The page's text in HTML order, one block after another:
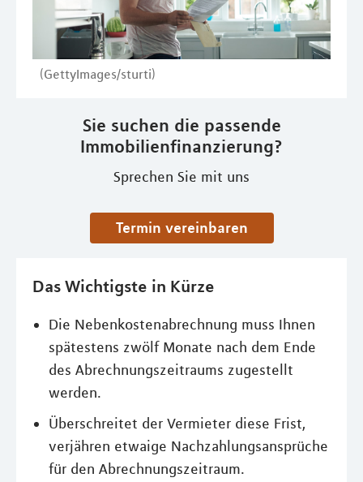
(GettyImages/sturti)
Sie suchen die passende
Immobilienfinanzierung?
Sprechen Sie mit uns
Termin vereinbaren
Das Wichtigste in Kürze
Die Nebenkostenabrechnung muss Ihnen
spätestens zwölf Monate nach dem Ende
des Abrechnungszeitraums zugestellt
werden.
Überschreitet der Vermieter diese Frist,
verjähren etwaige Nachzahlungsansprüche
für den Abrechnungszeitraum.